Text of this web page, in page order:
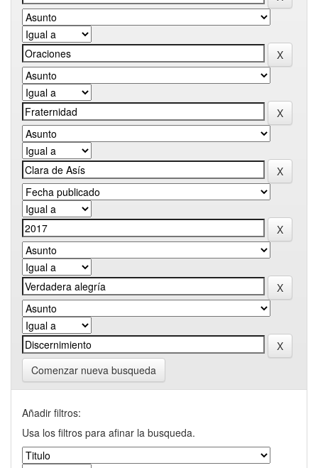
Comenzar nueva busqueda
Añadir filtros:
Usa los filtros para afinar la busqueda.